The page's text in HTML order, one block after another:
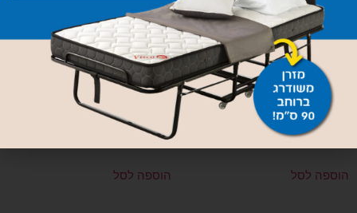
שמיכת פריד פלומה יחיד
מסדרת אקסקלוסיב טוג 14
790
הוספה לסל
שמיכת פריד פלומה יחיד
מסדרת אקסקלוסיב טוג 12
850₪
הוספה לסל